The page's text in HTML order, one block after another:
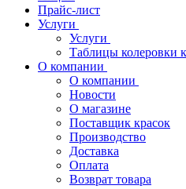
Прайс-лист
Услуги
Услуги
Таблицы колеровки
О компании
О компании
Новости
О магазине
Поставщик красок
Производство
Доставка
Оплата
Возврат товара